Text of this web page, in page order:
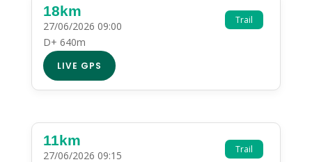
Trail
18km
27/06/2026 09:00
D+ 640m
LIVE GPS
Trail
11km
27/06/2026 09:15